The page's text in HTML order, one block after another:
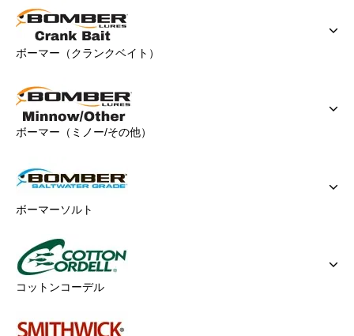
ボーマー（クランクベイト）
ボーマー（ミノー/その他）
ボーマーソルト
コットンコーデル